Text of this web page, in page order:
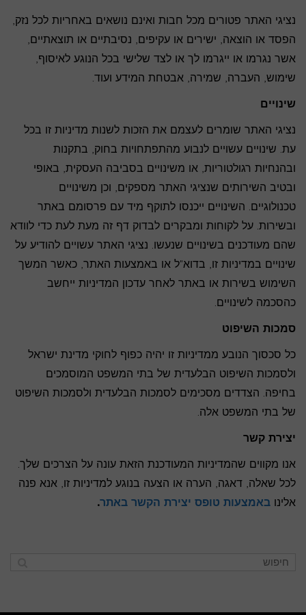
נציגי האתר פטורים מכל חבות ואינם נושאים באחריות לכל נזק,
הפסד או הוצאה, ישירים או עקיפים, נסיבתיים או תוצאתיים,
אשר נגרמו או ייגרמו לך או לצד שלישי בכל הנוגע לאיסוף,
שימוש, העברה, שמירה, אבטחת המידע ועוד.
שינויים
נציגי האתר שומרים לעצמם את הזכות לשנות מדיניות זו בכל
עת. שינויים עשויים לנבוע מהתפתחויות בחוק, בתקנות
ובהנחיות רגולטוריות, או משינויים בסביבה העסקית, באופי
ובטיב השירותים שנציגי האתר מספקים, וכן משינויים
טכנולוגיים. השינויים ייכנסו לתוקף מיד עם פרסומם באתר
ובשירות. על לקוחות ומבקרים לבדוק דף זה מעת לעת כדי לוודא
שהם מעודכנים בשינויים שנעשו. נציגי האתר עשויים להודיע על
שינויים במדיניות זו, בדוא"ל או באמצעות האתר, כאשר המשך
השימוש בשירות או באתר לאחר עדכון המדיניות ייחשב
כהסכמה לשינויים.
סמכות השיפוט
כל סכסוך הנובע ממדיניות זו יהיה כפוף לחוקי מדינת ישראל
ולסמכות השיפוט הבלעדית של בתי המשפט המוסמכים
בחיפה. הצדדים מסכימים לסמכות הבלעדית ולסמכות השיפוט
של בתי המשפט אלה.
יצירת קשר
אנו מקווים שהמדיניות המעודכנת הזאת עונה על הצרכים שלך.
לכל שאלה, דאגה, הערה או הצעה בנוגע למדיניות זו, אנא פנה
אלינו באמצעות טופס יצירת הקשר באתר.